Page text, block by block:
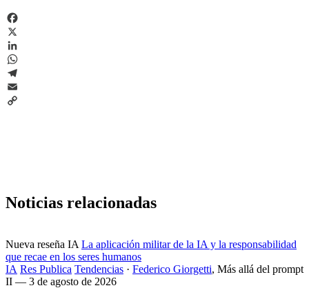
Facebook
X
LinkedIn
WhatsApp
Telegram
Email
Noticias relacionadas
Nueva reseña IA La aplicación militar de la IA y la responsabilidad
que recae en los seres humanos
IA Res Publica Tendencias · Federico Giorgetti, Más allá del prompt
II — 3 de agosto de 2026